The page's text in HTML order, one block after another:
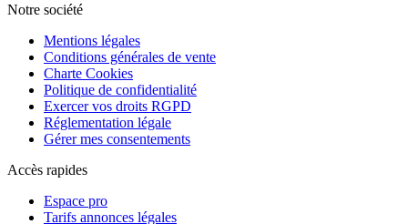
Notre société
Mentions légales
Conditions générales de vente
Charte Cookies
Politique de confidentialité
Exercer vos droits RGPD
Réglementation légale
Gérer mes consentements
Accès rapides
Espace pro
Tarifs annonces légales